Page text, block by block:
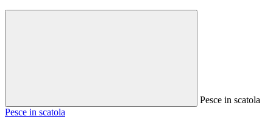
Pesce in scatola
Pesce in scatola